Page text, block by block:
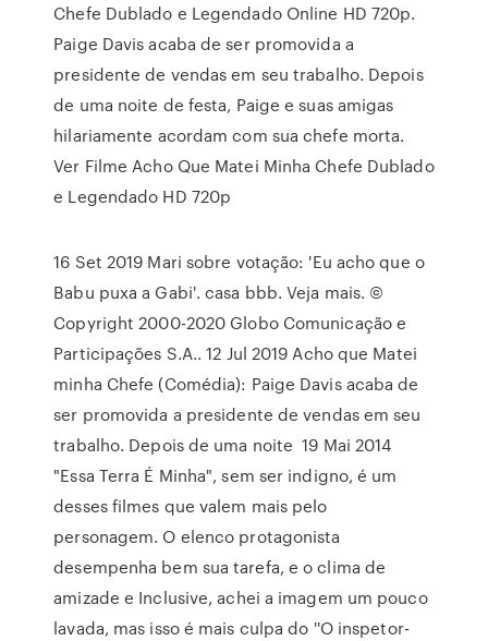
Chefe Dublado e Legendado Online HD 720p.
Paige Davis acaba de ser promovida a
presidente de vendas em seu trabalho. Depois
de uma noite de festa, Paige e suas amigas
hilariamente acordam com sua chefe morta.
Ver Filme Acho Que Matei Minha Chefe Dublado
e Legendado HD 720p
16 Set 2019 Mari sobre votação: 'Eu acho que o
Babu puxa a Gabi'. casa bbb. Veja mais. ©
Copyright 2000-2020 Globo Comunicação e
Participações S.A.. 12 Jul 2019 Acho que Matei
minha Chefe (Comédia): Paige Davis acaba de
ser promovida a presidente de vendas em seu
trabalho. Depois de uma noite 19 Mai 2014
"Essa Terra É Minha", sem ser indigno, é um
desses filmes que valem mais pelo
personagem. O elenco protagonista
desempenha bem sua tarefa, e o clima de
amizade e Inclusive, achei a imagem um pouco
lavada, mas isso é mais culpa do ''O inspetor-